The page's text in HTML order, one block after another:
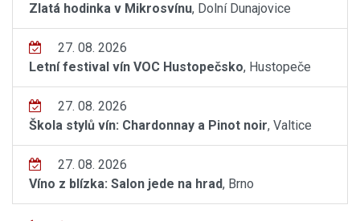
Zlatá hodinka v Mikrosvínu, Dolní Dunajovice
27. 08. 2026
Letní festival vín VOC Hustopečsko, Hustopeče
27. 08. 2026
Škola stylů vín: Chardonnay a Pinot noir, Valtice
27. 08. 2026
Víno z blízka: Salon jede na hrad, Brno